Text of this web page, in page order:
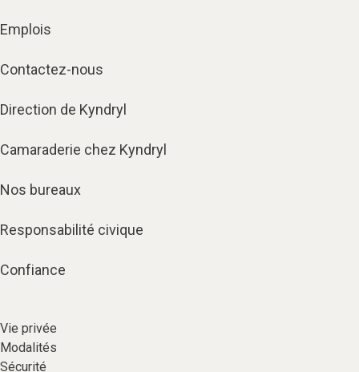
Emplois
Contactez-nous
Direction de Kyndryl
Camaraderie chez Kyndryl
Nos bureaux
Responsabilité civique
Confiance
Vie privée​
Modalités
Sécurité​